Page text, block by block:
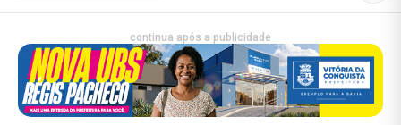
continua após a publicidade